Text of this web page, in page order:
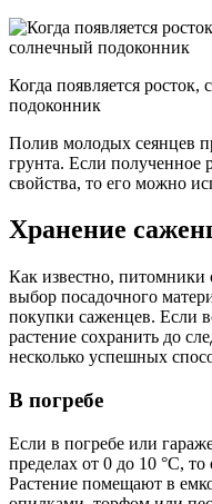
Когда появляется росток,
подоконник
Полив молодых сеянцев
грунта. Если полученное
свойства, то его можно
Хранение
Как известно, питомники
выбор посадочного
покупки саженцев. Если
растение сохранить до
несколько успешных
В погребе
Если в погребе или
пределах от 0 до 10 °С,
Растение помещают в